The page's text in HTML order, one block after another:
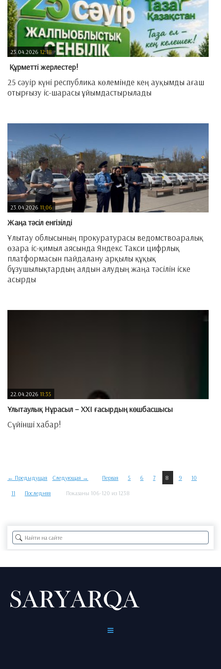
23.04.2026 12:18
​ Құрметті жерлестер!
25 сәуір күні республика көлемінде кең ауқымды ағаш
отырғызу іс-шарасы ұйымдастырылады
23.04.2026 11:06
Жаңа тәсіл енгізілді
Ұлытау облысының прокуратурасы ведомствоаралық
өзара іс-қимыл аясында Яндекс Такси цифрлық
платформасын пайдалану арқылы құқық
бұзушылықтардың алдын алудың жаңа тәсілін іске
асырды
22.04.2026 11:35
Ұлытаулық Нұрасыл – XXI ғасырдың көшбасшысы
Сүйінші хабар!
← Предыдущая Следующая → Первая 5 6 7 8 9 10
11 Последняя Показаны 106-120 из 1238